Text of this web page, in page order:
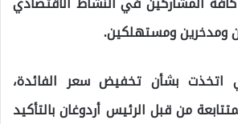
ومدخرين ومستهلكين.
اتخذت بشأن تخفيض سعر الفائدة،
من قبل الرئيس أردوغان بالتأكيد